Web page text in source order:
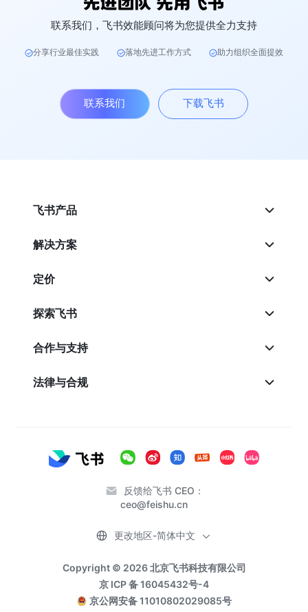
联系我们，飞书效能顾问将为您提供全力支持
分享行业最佳实践 落地先进工作方式 助力组织全面提效
联系我们 下载飞书
飞书产品
解决方案
定价
探索飞书
合作与支持
法律与合规
反馈给飞书 CEO：
ceo@feishu.cn
Copyright © 2026 北京飞书科技有限公司
京 ICP 备 16045432号-4
京公网安备 11010802029085号
更改地区-简体中文